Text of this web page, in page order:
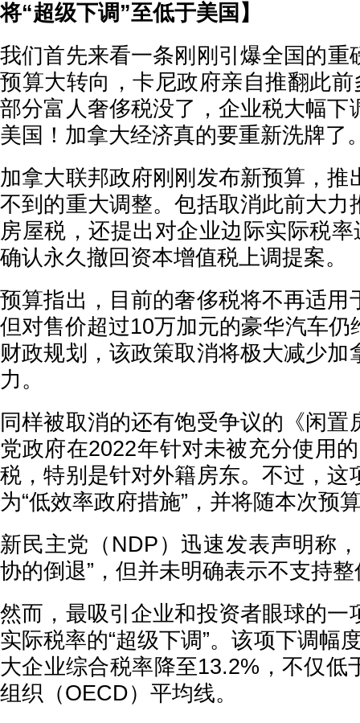
将“超级下调”至低于美国】
我们首先来看一条刚刚引爆全国的
预算大转向，卡尼政府亲自推翻此前
部分富人奢侈税没了，企业税大幅下
美国！加拿大经济真的要重新洗牌了
加拿大联邦政府刚刚发布新预算，推
不到的重大调整。包括取消此前大力
房屋税，还提出对企业边际实际税率
确认永久撤回资本增值税上调提案。
预算指出，目前的奢侈税将不再适用
但对售价超过10万加元的豪华汽车仍
财政规划，该政策取消将极大减少加
力。
同样被取消的还有饱受争议的《闲置
党政府在2022年针对未被充分使用
税，特别是针对外籍房东。不过，这
为“低效率政府措施”，并将随本次预
新民主党（NDP）迅速发表声明称
协的倒退”，但并未明确表示不支持
然而，最吸引企业和投资者眼球的一
实际税率的“超级下调”。该项下调幅
大企业综合税率降至13.2%，不仅低
组织（OECD）平均线。